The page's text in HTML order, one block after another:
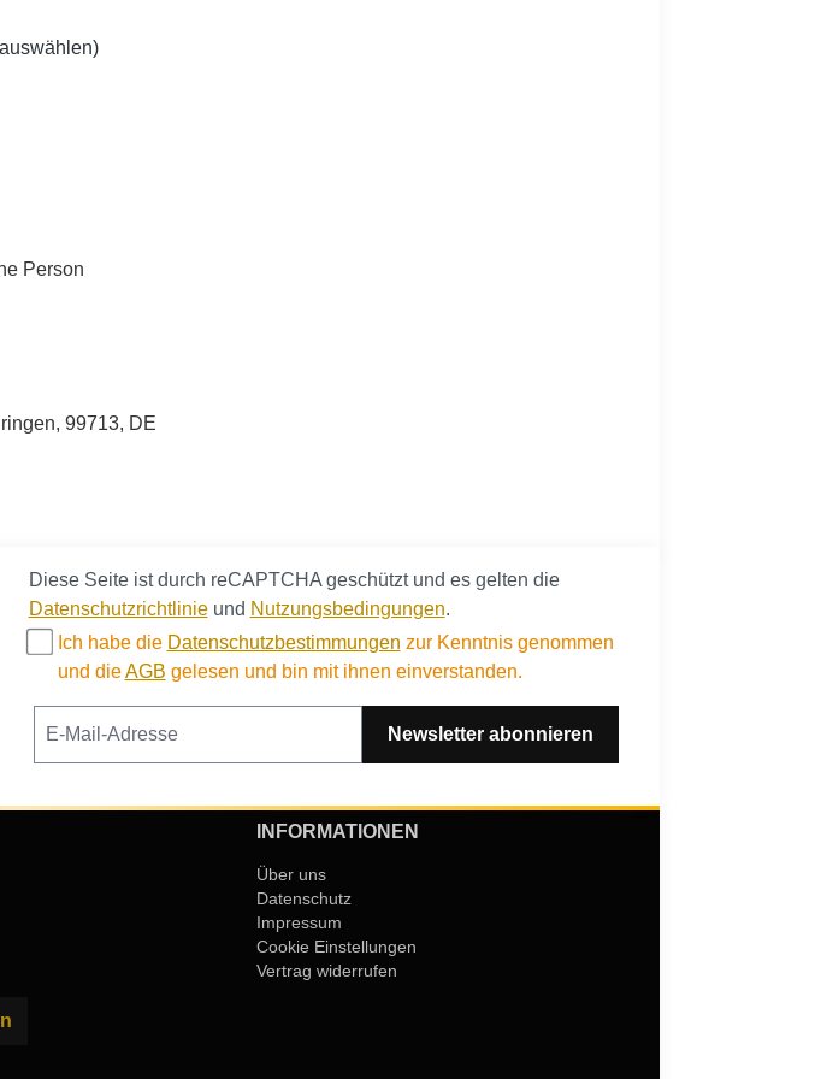
Person
99713, DE
Diese Seite ist durch reCAPTCHA geschützt und es gelten die
Datenschutzrichtlinieund Nutzungsbedingungen.
Ich habe die Datenschutzbestimmungen zur Kenntnis genommen
und dieAGB gelesen und bin mit ihnen einverstanden.
Newsletter abonnieren
INFORMATIONEN
Über uns
Datenschutz
Impressum
Cookie Einstellungen
Vertrag widerrufen